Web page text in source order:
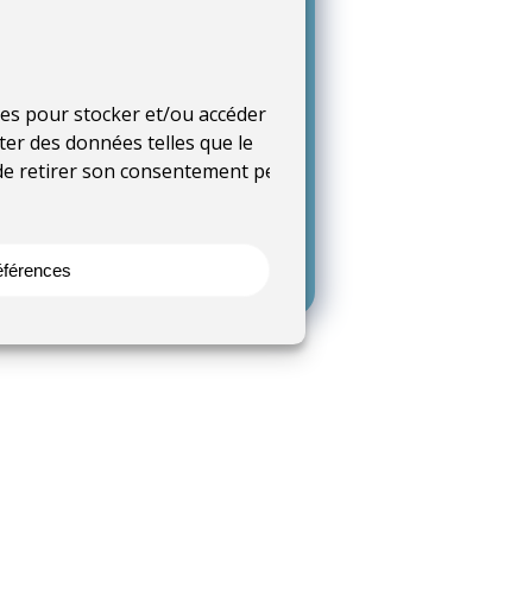
pour stocker et/ou accéder aux
des données telles que le
retirer son consentement peut